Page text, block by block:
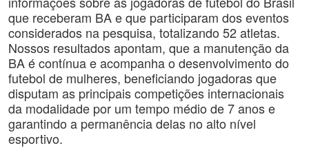
que receberam BA e que participaram dos eventos
considerados na pesquisa, totalizando 52 atletas.
Nossos resultados apontam, que a manutenção da
BA é contínua e acompanha o desenvolvimento do
futebol de mulheres, beneficiando jogadoras que
disputam as principais competições internacionais
da modalidade por um tempo médio de 7 anos e
garantindo a permanência delas no alto nível
esportivo.